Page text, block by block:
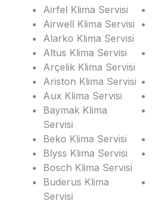
Airfel Klima Servisi
Airwell Klima Servisi
Alarko Klima Servisi
Altus Klima Servisi
Arçelik Klima Servisi
Ariston Klima Servisi
Aux Klima Servisi
Baymak Klima
Servisi
Beko Klima Servisi
Blyss Klima Servisi
Bosch Klima Servisi
Buderus Klima
Servisi